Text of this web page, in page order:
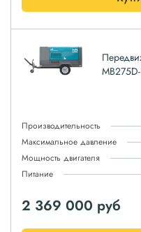
Производительность
Максимальное давление
Мощность двигателя
Питание
2 369 000 руб